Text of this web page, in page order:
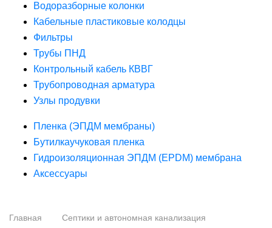
Водоразборные колонки
Кабельные пластиковые колодцы
Фильтры
Трубы ПНД
Контрольный кабель КВВГ
Трубопроводная арматура
Узлы продувки
Пленка (ЭПДМ мембраны)
Бутилкаучуковая пленка
Гидроизоляционная ЭПДМ (EPDM) мембрана
Аксессуары
Главная
Септики и автономная канализация